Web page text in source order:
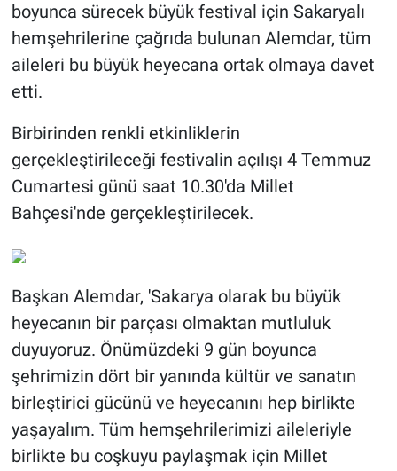
boyunca sürecek büyük festival için Sakaryalı
hemşehrilerine çağrıda bulunan Alemdar, tüm
aileleri bu büyük heyecana ortak olmaya davet
etti.
Birbirinden renkli etkinliklerin
gerçekleştirileceği festivalin açılışı 4 Temmuz
Cumartesi günü saat 10.30'da Millet
Bahçesi'nde gerçekleştirilecek.
Başkan Alemdar, 'Sakarya olarak bu büyük
heyecanın bir parçası olmaktan mutluluk
duyuyoruz. Önümüzdeki 9 gün boyunca
şehrimizin dört bir yanında kültür ve sanatın
birleştirici gücünü ve heyecanını hep birlikte
yaşayalım. Tüm hemşehrilerimizi aileleriyle
birlikte bu coşkuyu paylaşmak için Millet